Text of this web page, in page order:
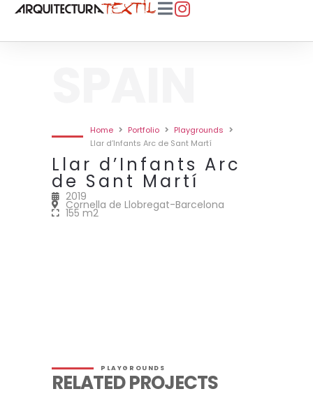
Home Portfolio
Playgrounds
Llar d’Infants Arc de Sant Martí
Llar d’Infants Arc
de Sant Martí
2019
Cornella de Llobregat-Barcelona
155 m2
PLAYGROUNDS
RELATED PROJECTS